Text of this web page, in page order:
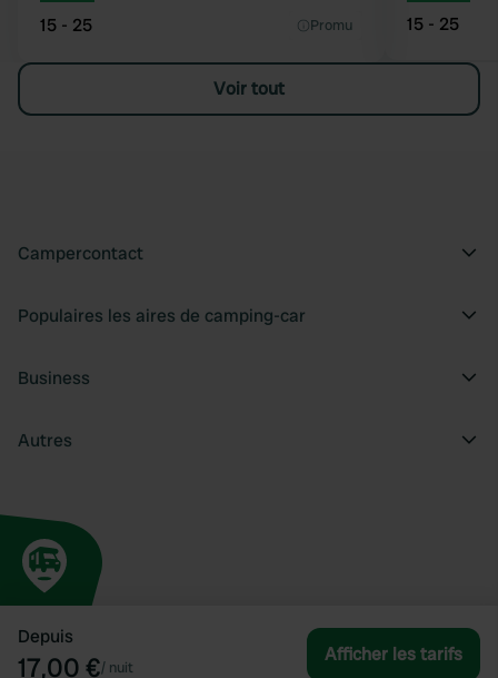
Depuis
17,00 €/ nuit
Afficher les tarifs
15 - 25 Promu 15 - 25
Voir tout
Campercontact
Populaires les aires de camping-car
Business
Autres